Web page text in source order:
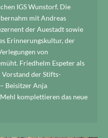
IGS Wunstorf. Die
mit Andreas
der Auestadt sowie
Erinnerungskultur, der
von
Friedhelm Espeter als
Vorstand der Stifts-
Beisitzer Anja
komplettieren das neue